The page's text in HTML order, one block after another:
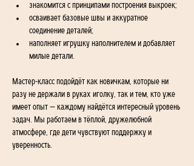
знакомится с принципами построения выкроек;
осваивает базовые швы и аккуратное
соединение деталей;
наполняет игрушку наполнителем и добавляет
милые детали.
Мастер-класс подойдёт как новичкам, которые ни
разу не держали в руках иголку, так и тем, кто уже
имеет опыт — каждому найдётся интересный уровень
задач. Мы работаем в тёплой, дружелюбной
атмосфере, где дети чувствуют поддержку и
уверенность.